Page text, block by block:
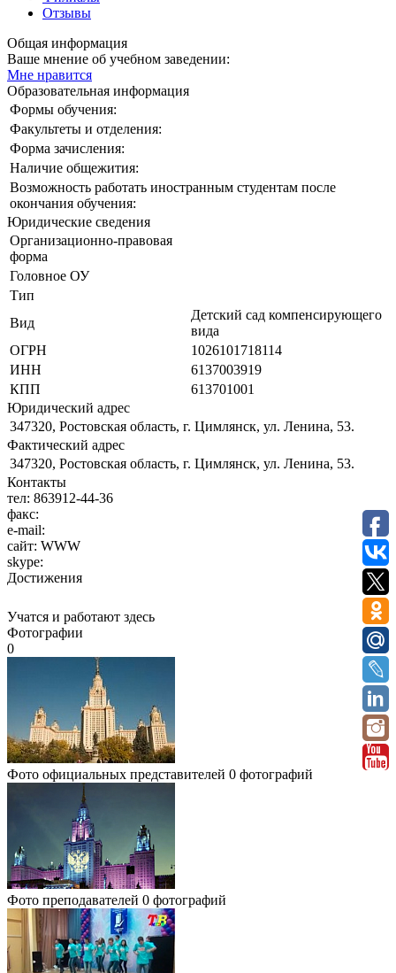
Отзывы
Общая информация
Ваше мнение об учебном заведении:
Мне нравится
Образовательная информация
Формы обучения:
Факультеты и отделения:
Форма зачисления:
Наличие общежития:
Возможность работать иностранным студентам после
окончания обучения:
Юридические сведения
Организационно-правовая
форма
Головное ОУ
Тип
Вид
Детский сад компенсирующего
вида
ОГРН
1026101718114
ИНН
6137003919
КПП
613701001
Юридический адрес
347320, Ростовская область, г. Цимлянск, ул. Ленина, 53.
Фактический адрес
347320, Ростовская область, г. Цимлянск, ул. Ленина, 53.
Контакты
тел: 863912-44-36
факс:
e-mail:
сайт: WWW
skype:
Достижения
Учатся и работают здесь
Фотографии
0
Фото официальных представителей 0 фотографий
Фото преподавателей 0 фотографий